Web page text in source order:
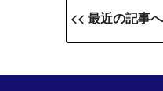
<< 最近の記事へ